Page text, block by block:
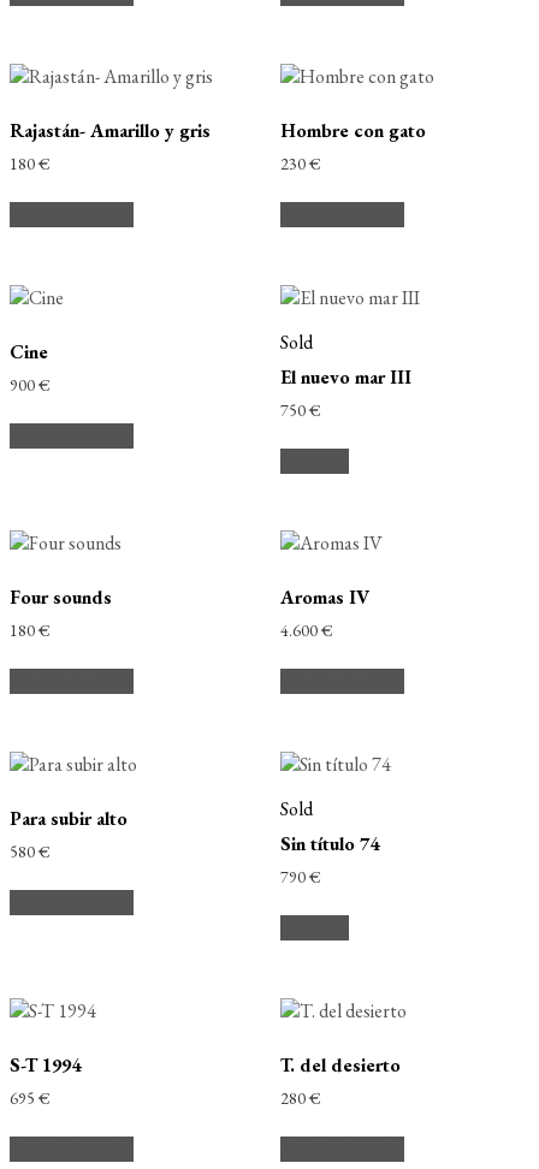
Rajastán- Amarillo y gris
180€
Hombre con gato
230€
Cine
900€
Sold
El nuevo mar III
750€
Four sounds
180€
Aromas IV
4.600€
Para subir alto
580€
Sold
Sin título 74
790€
S-T 1994
695€
T. del desierto
280€